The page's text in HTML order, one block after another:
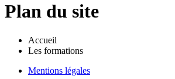
Plan du site
Accueil
Les formations
Mentions légales